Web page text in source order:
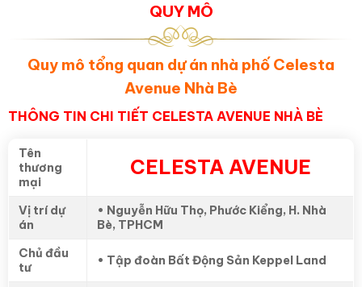
QUY MÔ
Quy mô tổng quan dự án nhà phố Celesta
Avenue Nhà Bè
THÔNG TIN CHI TIẾT CELESTA AVENUE NHÀ BÈ
Tên
thương
mại
CELESTA AVENUE
Vị trí dự
án
• Nguyễn Hữu Thọ, Phước Kiểng, H. Nhà
Bè, TPHCM
Chủ đầu
tư
• Tập đoàn Bất Động Sản Keppel Land